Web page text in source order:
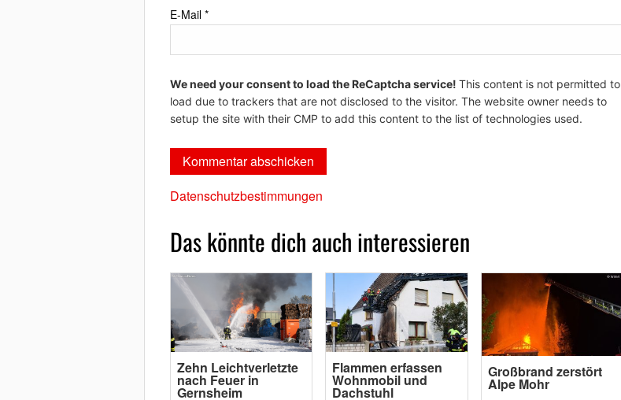
E-Mail *
We need your consent to load the ReCaptcha service! This content is not permitted to
load due to trackers that are not disclosed to the visitor. The website owner needs to
setup the site with their CMP to add this content to the list of technologies used.
Datenschutzbestimmungen
Das könnte dich auch interessieren
Zehn Leichtverletzte
nach Feuer in
Gernsheim
Flammen erfassen
Wohnmobil und
Dachstuhl
Großbrand zerstört
Alpe Mohr